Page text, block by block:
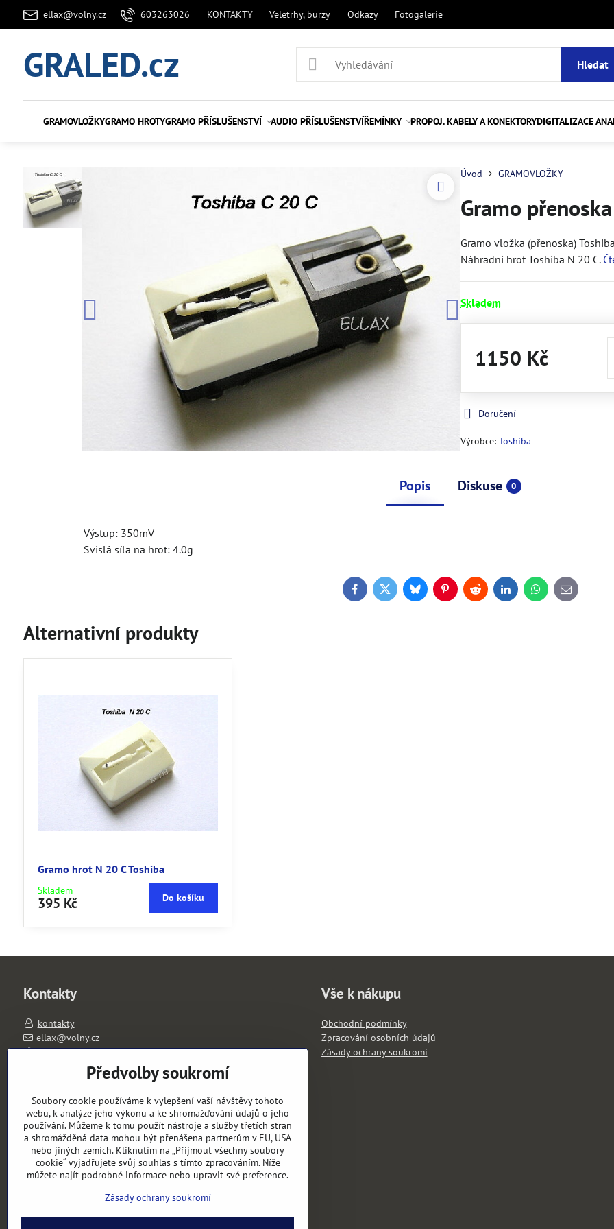
ellax@volny.cz 603263026 KONTAKTY Veletrhy, burzy Odkazy Fotogalerie
GRALED.cz Hledat
GRAMOVLOŽKYGRAMO HROTYGRAMO PŘÍSLUŠENSTVÍ AUDIO PŘÍSLUŠENSTVÍŘEMÍNKY PROPOJ. KABELY A KONEKTORYDIGITALIZACE
Úvod GRAMOVLOŽKY
Gramo
Gramo vložka (přenoska)
Náhradní hrot Toshiba N 20 C.
Skladem
1150 Kč
Doručení
Výrobce: Toshiba
Popis Diskuse 0
Výstup: 350mV
Svislá síla na hrot: 4.0g
FacebookTwitterBlueskyPinterestRedditLinkedInWhatsApp
E-
mail
Alternativní produkty
Gramo hrot N 20 C Toshiba
Skladem
395 Kč Do košíku
Kontakty
kontakty
ellax@volny.cz
603263026
PO-PÁ 11-18 hod.
výdejní místo: Slavíkova 1657/1, 120 00 Praha 2
Objednávky
Stav objednávky
Vše k nákupu
Obchodní podmínky
Zpracování osobních údajů
Zásady ochrany soukromí
Předvolby soukromí
Soubory cookie používáme k vylepšení vaší návštěvy tohoto
webu, k analýze jeho výkonu a ke shromažďování údajů o jeho
používání. Můžeme k tomu použít nástroje a služby třetích stran
a shromážděná data mohou být přenášena partnerům v EU, USA
nebo jiných zemích. Kliknutím na „Přijmout všechny soubory
cookie“ vyjadřujete svůj souhlas s tímto zpracováním. Níže
můžete najít podrobné informace nebo upravit své preference.
Zásady ochrany soukromí